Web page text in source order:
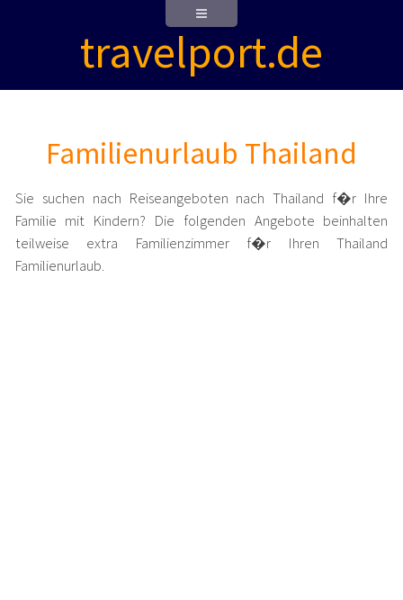
travelport.de
Familienurlaub Thailand
Sie suchen nach Reiseangeboten nach Thailand f�r Ihre
Familie mit Kindern? Die folgenden Angebote beinhalten
teilweise extra Familienzimmer f�r Ihren Thailand
Familienurlaub.